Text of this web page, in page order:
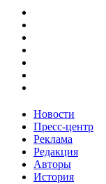
Новости
Пресс-центр
Реклама
Редакция
Авторы
История